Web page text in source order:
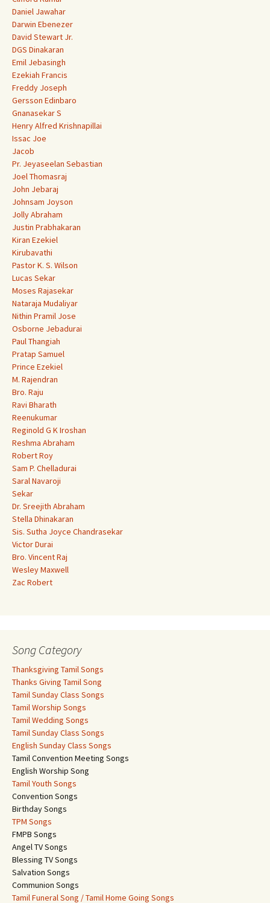
Daniel Jawahar
Darwin Ebenezer
David Stewart Jr.
DGS Dinakaran
Emil Jebasingh
Ezekiah Francis
Freddy Joseph
Gersson Edinbaro
Gnanasekar S
Henry Alfred Krishnapillai
Issac Joe
Jacob
Pr. Jeyaseelan Sebastian
Joel Thomasraj
John Jebaraj
Johnsam Joyson
Jolly Abraham
Justin Prabhakaran
Kiran Ezekiel
Kirubavathi
Pastor K. S. Wilson
Lucas Sekar
Moses Rajasekar
Nataraja Mudaliyar
Nithin Pramil Jose
Osborne Jebadurai
Paul Thangiah
Pratap Samuel
Prince Ezekiel
M. Rajendran
Bro. Raju
Ravi Bharath
Reenukumar
Reginold G K Iroshan
Reshma Abraham
Robert Roy
Sam P. Chelladurai
Saral Navaroji
Sekar
Dr. Sreejith Abraham
Stella Dhinakaran
Sis. Sutha Joyce Chandrasekar
Victor Durai
Bro. Vincent Raj
Wesley Maxwell
Zac Robert
Song Category
Thanksgiving Tamil Songs
Thanks Giving Tamil Song
Tamil Sunday Class Songs
Tamil Worship Songs
Tamil Wedding Songs
Tamil Sunday Class Songs
English Sunday Class Songs
Tamil Convention Meeting Songs
English Worship Song
Tamil Youth Songs
Convention Songs
Birthday Songs
TPM Songs
FMPB Songs
Angel TV Songs
Blessing TV Songs
Salvation Songs
Communion Songs
Tamil Funeral Song / Tamil Home Going Songs